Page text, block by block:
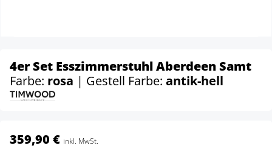
4er Set Esszimmerstuhl Aberdeen Samt
Farbe: rosa | Gestell Farbe: antik-hell
359,90 € inkl. MwSt.